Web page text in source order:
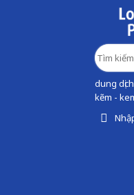
dung
kẽm -